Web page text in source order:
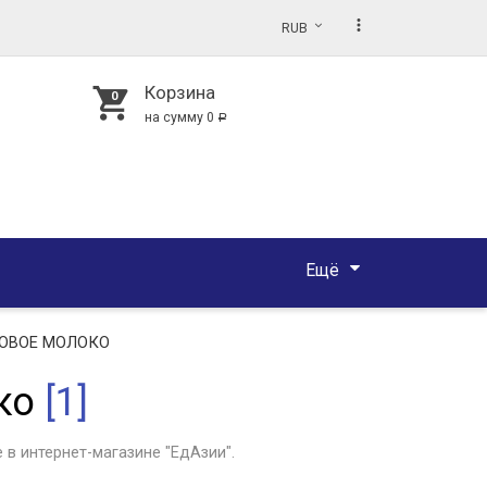
RUB more_vert
shopping_cart Корзина
на сумму 0 Р
Ещё
МОЛОКО
[1]
интернет-магазине "ЕдАзии".